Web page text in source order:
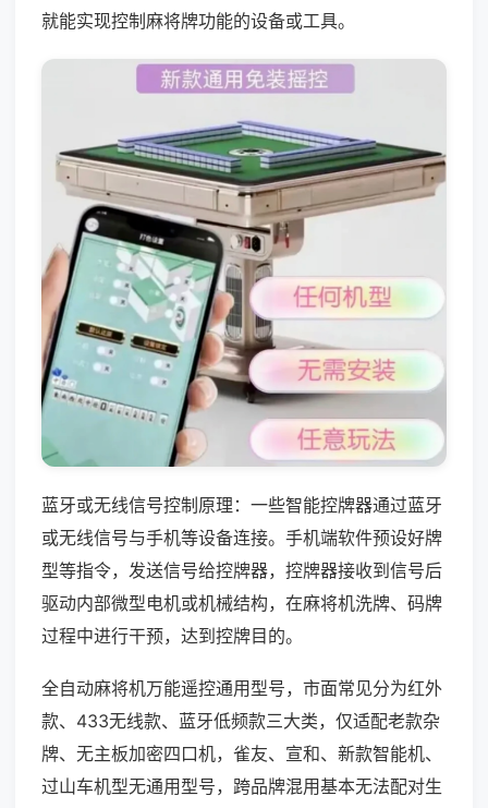
就能实现控制麻将牌功能的设备或工具。
蓝牙或无线信号控制原理：一些智能控牌器通过蓝牙
或无线信号与手机等设备连接。手机端软件预设好牌
型等指令，发送信号给控牌器，控牌器接收到信号后
驱动内部微型电机或机械结构，在麻将机洗牌、码牌
过程中进行干预，达到控牌目的。
全自动麻将机万能遥控通用型号，市面常见分为红外
款、433无线款、蓝牙低频款三大类，仅适配老款杂
牌、无主板加密四口机，雀友、宣和、新款智能机、
过山车机型无通用型号，跨品牌混用基本无法配对生